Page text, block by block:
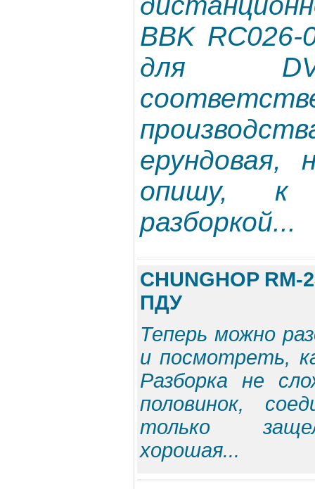
BBK RC026-
для
опишу,
разборкой...
CHUNGHOP RM-
ПДУ
Теперь можно
и посмотреть,
Разборка не
половинок,
только
хорошая...